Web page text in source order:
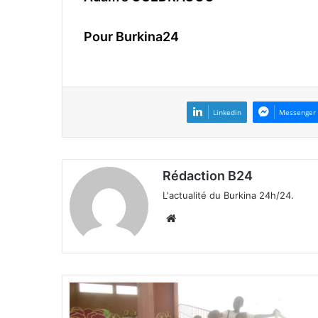
Pour Burkina24
Linkedin Messenger
Rédaction B24
L'actualité du Burkina 24h/24.
te